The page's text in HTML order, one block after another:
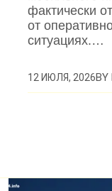
фактически
от
ситуациях.…
12 ИЮЛЯ, 2026BY